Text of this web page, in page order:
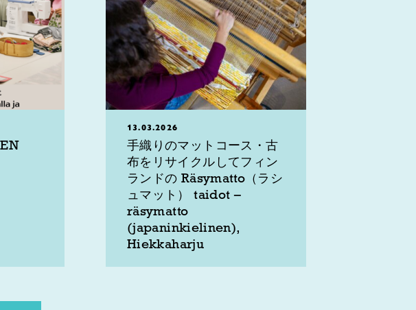
13.03.2026
手織りのマットコース・古
布をリサイクルしてフィン
ランドの Räsymatto（ラシ
ュマット） taidot –
räsymatto
(japaninkielinen),
Hiekkaharju